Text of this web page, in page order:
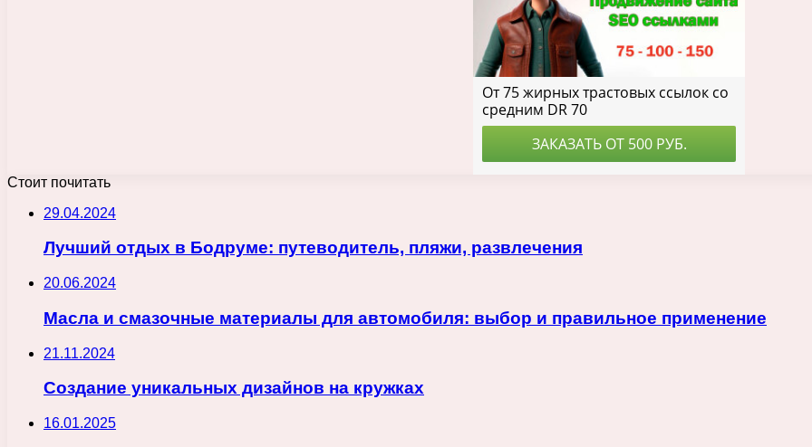
Стоит почитать
29.04.2024
Лучший отдых в Бодруме: путеводитель, пляжи, развлечения
20.06.2024
Масла и смазочные материалы для автомобиля: выбор и правильное применение
21.11.2024
Создание уникальных дизайнов на кружках
16.01.2025